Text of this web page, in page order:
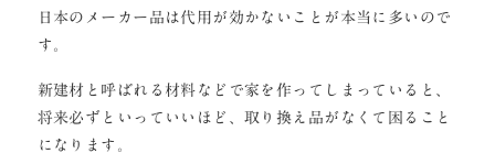
日本のメーカー品は代用が効かないことが本当に多いので
す。
新建材と呼ばれる材料などで家を作ってしまっていると、
将来必ずといっていいほど、取り換え品がなくて困ること
になります。